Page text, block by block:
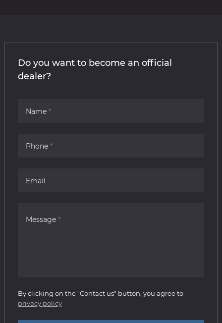
Do you want to become an official
dealer?
Name
Phone
Email
Message
By clicking on the "Contact us" button, you agree to
privacy policy